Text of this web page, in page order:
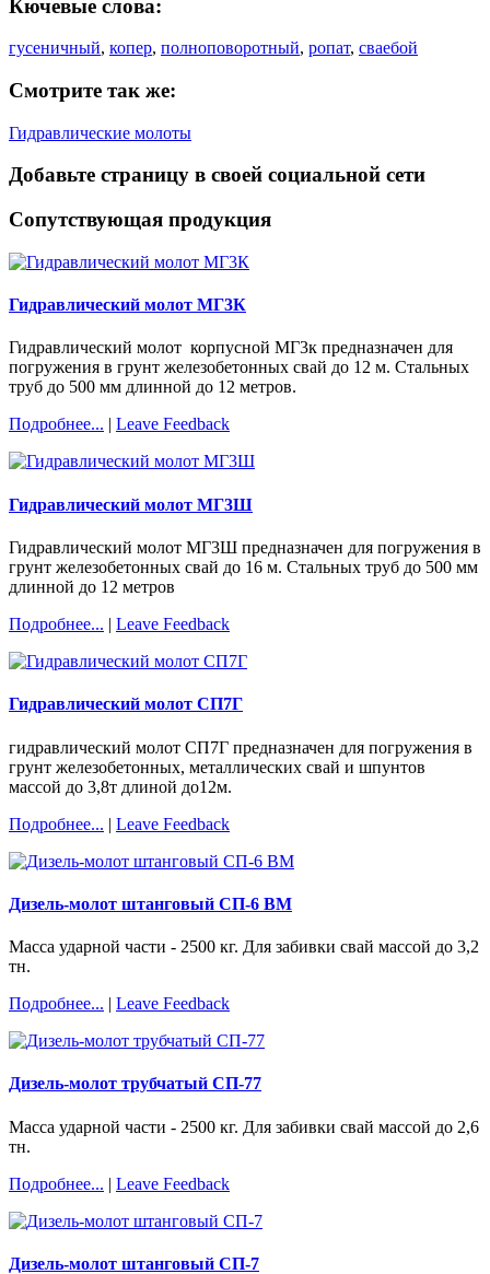
Кючевые слова:
гусеничный, копер, полноповоротный, ропат, сваебой
Смотрите так же:
Гидравлические молоты
Добавьте страницу в своей социальной сети
Сопутствующая продукция
Гидравлический молот МГ3К
Гидравлический молот корпусной МГ3к предназначен для
погружения в грунт железобетонных свай до 12 м. Стальных
труб до 500 мм длинной до 12 метров.
Подробнее... | Leave Feedback
Гидравлический молот МГ3Ш
Гидравлический молот МГ3Ш предназначен для погружения в
грунт железобетонных свай до 16 м. Стальных труб до 500 мм
длинной до 12 метров
Подробнее... | Leave Feedback
Гидравлический молот СП7Г
гидравлический молот СП7Г предназначен для погружения в
грунт железобетонных, металлических свай и шпунтов
массой до 3,8т длиной до12м.
Подробнее... | Leave Feedback
Дизель-молот штанговый СП-6 ВМ
Масса ударной части - 2500 кг. Для забивки свай массой до 3,2
тн.
Подробнее... | Leave Feedback
Дизель-молот трубчатый СП-77
Масса ударной части - 2500 кг. Для забивки свай массой до 2,6
тн.
Подробнее... | Leave Feedback
Дизель-молот штанговый СП-7